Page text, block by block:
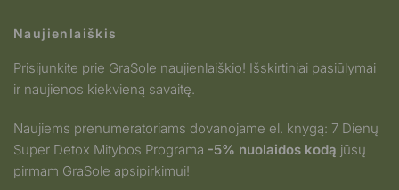
Naujienlaiškis
Prisijunkite prie GraSole naujienlaiškio! Išskirtiniai pasiūlymai
ir naujienos kiekvieną savaitę.
Naujiems prenumeratoriams dovanojame el. knygą: 7 Dienų
Super Detox Mitybos Programa -5% nuolaidos kodą jūsų
pirmam GraSole apsipirkimui!